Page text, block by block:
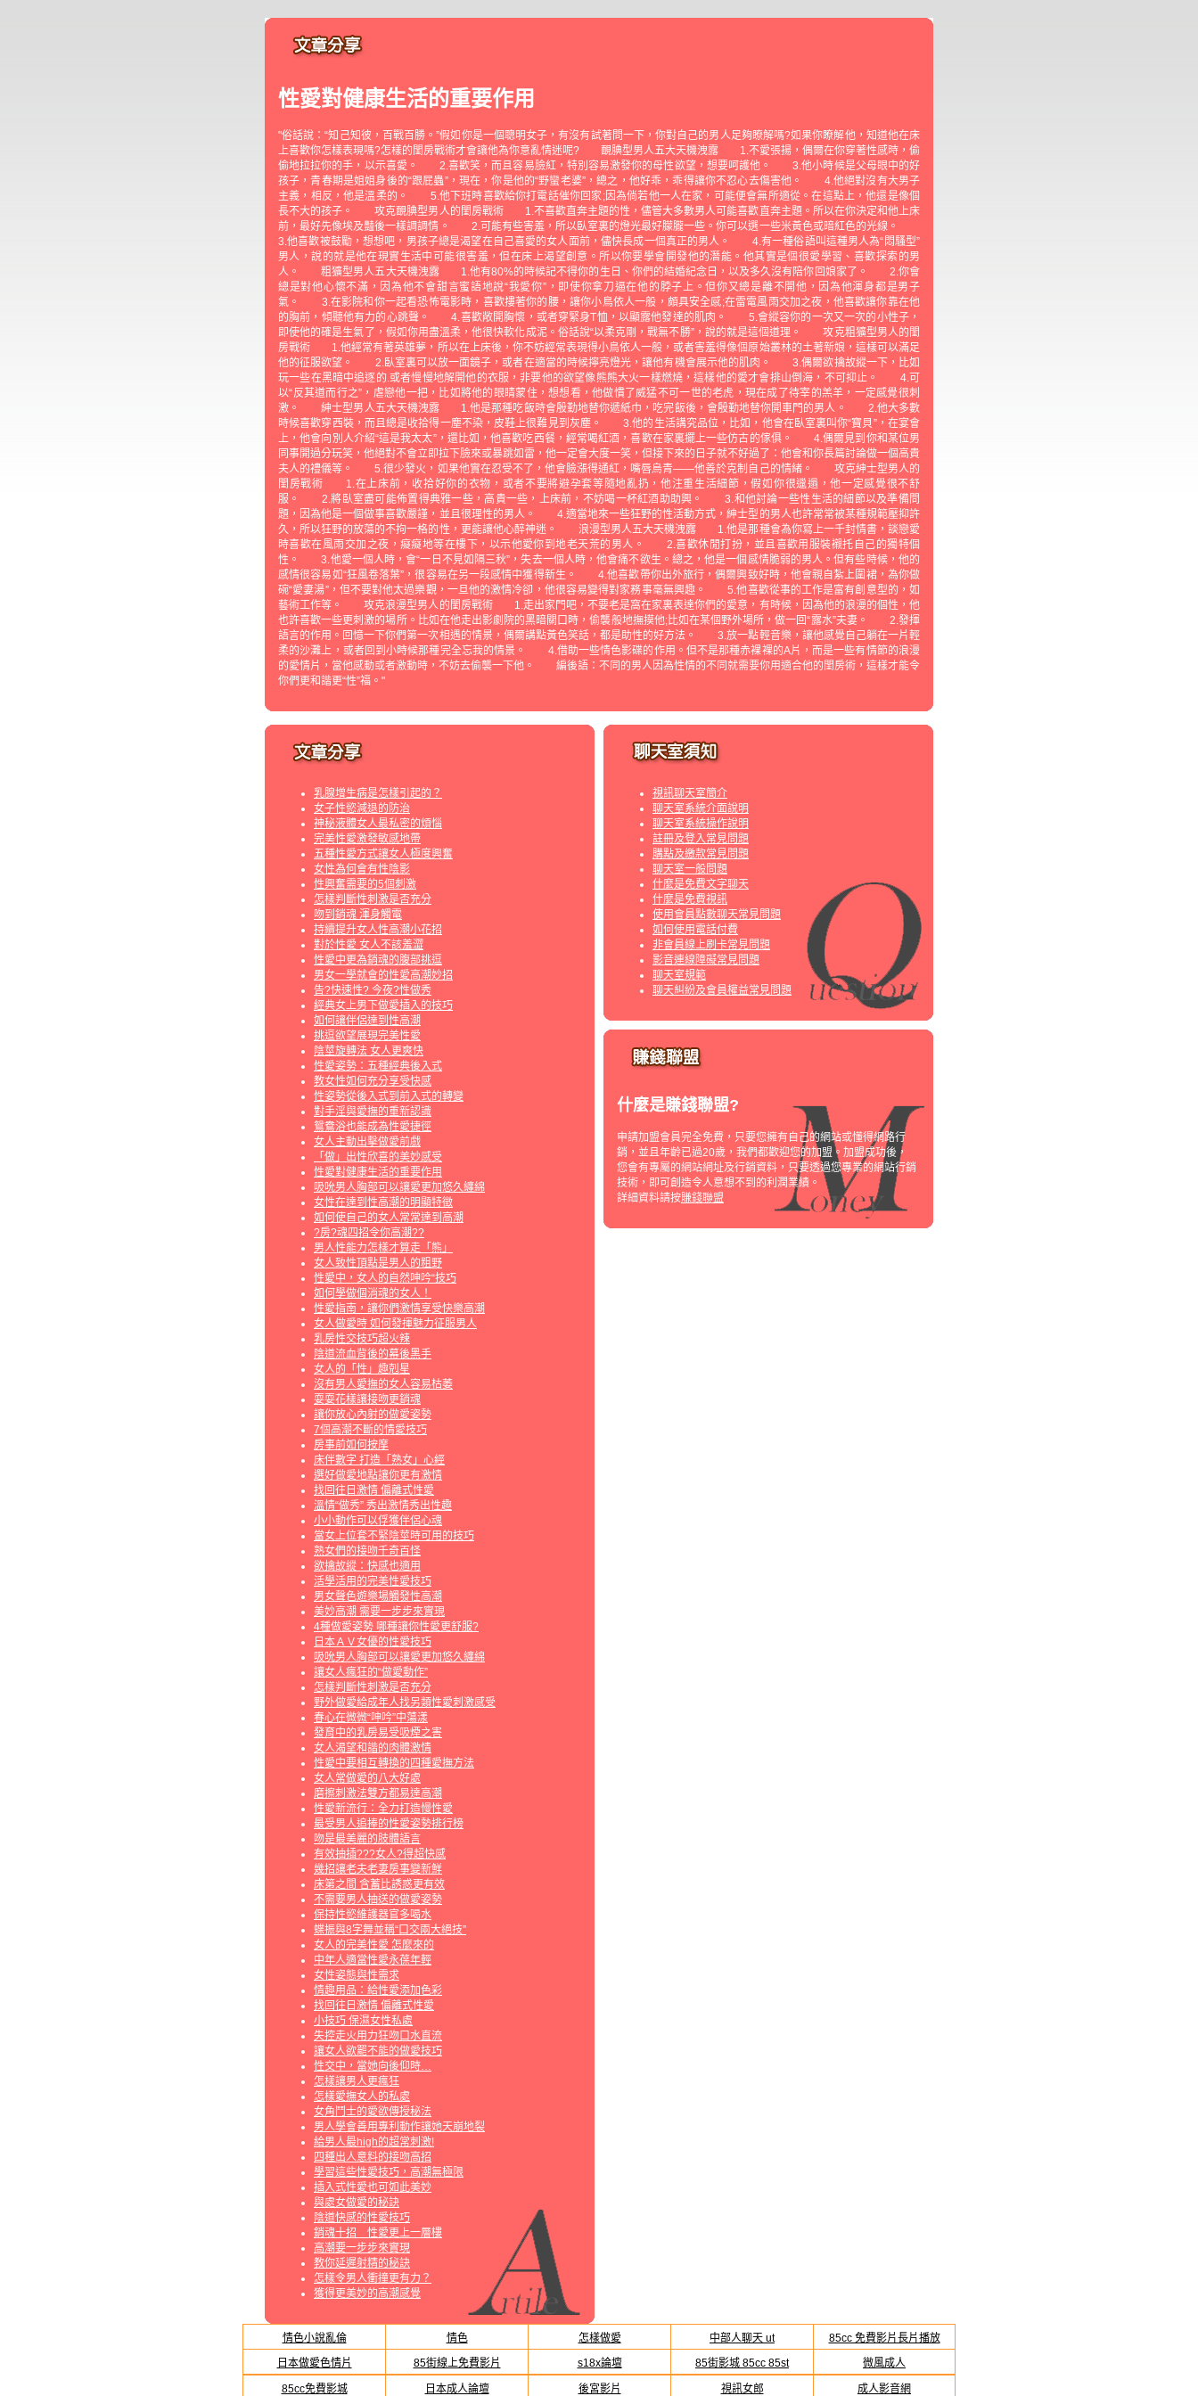
性愛對健康生活的重要作用
"俗話說：“知己知彼，百戰百勝。”假如你是一個聰明女子，有沒有試著問一下，你對自己的男人足夠瞭解嗎?如果你瞭解他，知道他在床
上喜歡你怎樣表現嗎?怎樣的閨房戰術才會讓他為你意亂情迷呢? 靦腆型男人五大天機洩露 1.不愛張揚，偶爾在你穿著性感時，偷
偷地拉拉你的手，以示喜愛。 2.喜歡笑，而且容易臉紅，特別容易激發你的母性欲望，想要呵護他。 3.他小時候是父母眼中的好
孩子，青春期是姐姐身後的“跟屁蟲”，現在，你是他的“野蠻老婆”，總之，他好乖，乖得讓你不忍心去傷害他。 4.他絕對沒有大男子
主義，相反，他是溫柔的。 5.他下班時喜歡給你打電話催你回家;因為倘若他一人在家，可能便會無所適從。在這點上，他還是像個
長不大的孩子。 攻克靦腆型男人的閨房戰術 1.不喜歡直奔主題的性，儘管大多數男人可能喜歡直奔主題。所以在你決定和他上床
前，最好先像埃及豔後一樣調調情。 2.可能有些害羞，所以臥室裏的燈光最好朦朧一些。你可以選一些米黃色或暗紅色的光線。
3.他喜歡被鼓勵，想想吧，男孩子總是渴望在自己喜愛的女人面前，儘快長成一個真正的男人。 4.有一種俗語叫這種男人為“悶騷型”
男人，說的就是他在現實生活中可能很害羞，但在床上渴望創意。所以你要學會開發他的潛能。他其實是個很愛學習、喜歡探索的男
人。 粗獷型男人五大天機洩露 1.他有80%的時候記不得你的生日、你們的結婚紀念日，以及多久沒有陪你回娘家了。 2.你會
總是對他心懷不滿，因為他不會甜言蜜語地說“我愛你”，即使你拿刀逼在他的脖子上。但你又總是離不開他，因為他渾身都是男子
氣。 3.在影院和你一起看恐怖電影時，喜歡摟著你的腰，讓你小鳥依人一般，頗具安全感;在雷電風雨交加之夜，他喜歡讓你靠在他
的胸前，傾聽他有力的心跳聲。 4.喜歡敞開胸懷，或者穿緊身T恤，以顯露他發達的肌肉。 5.會縱容你的一次又一次的小性子，
即使他的確是生氣了，假如你用盡溫柔，他很快軟化成泥。俗話說“以柔克剛，戰無不勝”，說的就是這個道理。 攻克粗獷型男人的閨
房戰術 1.他經常有著英雄夢，所以在上床後，你不妨經常表現得小鳥依人一般，或者害羞得像個原始叢林的土著新娘，這樣可以滿足
他的征服欲望。 2.臥室裏可以放一面鏡子，或者在適當的時候擰亮燈光，讓他有機會展示他的肌肉。 3.偶爾欲擒故縱一下，比如
玩一些在黑暗中追逐的.或者慢慢地解開他的衣服，非要他的欲望像熊熊大火一樣燃燒，這樣他的愛才會排山倒海，不可抑止。 4.可
以“反其道而行之”，虐戀他一把，比如將他的眼睛蒙住，想想看，他做慣了威猛不可一世的老虎，現在成了待宰的羔羊，一定感覺很刺
激。 紳士型男人五大天機洩露 1.他是那種吃飯時會殷勤地替你遞紙巾，吃完飯後，會殷勤地替你開車門的男人。 2.他大多數
時候喜歡穿西裝，而且總是收拾得一塵不染，皮鞋上很難見到灰塵。 3.他的生活講究品位，比如，他會在臥室裏叫你“寶貝”，在宴會
上，他會向別人介紹“這是我太太”，還比如，他喜歡吃西餐，經常喝紅酒，喜歡在家裏擺上一些仿古的傢俱。 4.偶爾見到你和某位男
同事開過分玩笑，他絕對不會立即拉下臉來或暴跳如雷，他一定會大度一笑，但接下來的日子就不好過了：他會和你長篇討論做一個高貴
夫人的禮儀等。 5.很少發火，如果他實在忍受不了，他會臉漲得通紅，嘴唇烏青——他善於克制自己的情緒。 攻克紳士型男人的
閨房戰術 1.在上床前，收拾好你的衣物，或者不要將避孕套等隨地亂扔，他注重生活細節，假如你很邋遢，他一定感覺很不舒
服。 2.將臥室盡可能佈置得典雅一些，高貴一些，上床前，不妨喝一杯紅酒助助興。 3.和他討論一些性生活的細節以及準備問
題，因為他是一個做事喜歡嚴謹，並且很理性的男人。 4.適當地來一些狂野的性活動方式，紳士型的男人也許常常被某種規範壓抑許
久，所以狂野的放蕩的不拘一格的性，更能讓他心醉神迷。 浪漫型男人五大天機洩露 1.他是那種會為你寫上一千封情書，談戀愛
時喜歡在風雨交加之夜，癡癡地等在樓下，以示他愛你到地老天荒的男人。 2.喜歡休閒打扮，並且喜歡用服裝襯托自己的獨特個
性。 3.他愛一個人時，會“一日不見如隔三秋”，失去一個人時，他會痛不欲生。總之，他是一個感情脆弱的男人。但有些時候，他的
感情很容易如“狂風卷落葉”，很容易在另一段感情中獲得新生。 4.他喜歡帶你出外旅行，偶爾興致好時，他會親自紮上圍裙，為你做
碗“愛妻湯”，但不要對他太過樂觀，一旦他的激情冷卻，他很容易變得對家務事毫無興趣。 5.他喜歡從事的工作是富有創意型的，如
藝術工作等。 攻克浪漫型男人的閨房戰術 1.走出家門吧，不要老是窩在家裏表達你們的愛意，有時候，因為他的浪漫的個性，他
也許喜歡一些更刺激的場所。比如在他走出影劇院的黑暗關口時，偷襲般地撫摸他;比如在某個野外場所，做一回“露水”夫妻。 2.發揮
語言的作用。回憶一下你們第一次相遇的情景，偶爾講點黃色笑話，都是助性的好方法。 3.放一點輕音樂，讓他感覺自己躺在一片輕
柔的沙灘上，或者回到小時候那種完全忘我的情景。 4.借助一些情色影碟的作用。但不是那種赤裸裸的A片，而是一些有情節的浪漫
的愛情片，當他感動或者激動時，不妨去偷襲一下他。 編後語：不同的男人因為性情的不同就需要你用適合他的閨房術，這樣才能令
你們更和諧更“性”福。"
乳腺增生病是怎樣引起的？
女子性慾減退的防治
神秘液體女人最私密的煩惱
完美性愛激發敏感地帶
五種性愛方式讓女人極度興奮
女性為何會有性陰影
性興奮需要的5個刺激
怎樣判斷性刺激是否充分
吻到銷魂 渾身觸電
持續提升女人性高潮小花招
對於性愛 女人不該羞澀
性愛中更為銷魂的腹部挑逗
男女一學就會的性愛高潮妙招
告?快速性? 今夜?性做秀
經典女上男下做愛插入的技巧
如何讓伴侶達到性高潮
挑逗欲望展現完美性愛
陰莖旋轉法 女人更爽快
性愛姿勢：五種經典後入式
教女性如何充分享受快感
性姿勢從後入式到前入式的轉變
對手淫與愛撫的重新認識
鴛鴦浴也能成為性愛捷徑
女人主動出擊做愛前戲
「做」出性欣喜的美妙感受
性愛對健康生活的重要作用
吸吮男人胸部可以讓愛更加悠久纏綿
女性在達到性高潮的明顯特徵
如何使自己的女人常常達到高潮
?房?魂四招令你高潮??
男人性能力怎樣才算走「熊」
女人致性頂點是男人的粗野
性愛中，女人的自然呻吟“技巧
如何學做個消魂的女人！
性愛指南，讓你們激情享受快樂高潮
女人做愛時 如何發揮魅力征服男人
乳房性交技巧超火辣
陰道流血背後的幕後黑手
女人的「性」趣剋星
沒有男人愛撫的女人容易枯萎
耍耍花樣讓接吻更銷魂
讓你放心內射的做愛姿勢
7個高潮不斷的情愛技巧
房事前如何按摩
床伴數字 打造「熟女」心經
選好做愛地點讓你更有激情
找回往日激情 偏離式性愛
溫情“做秀” 秀出激情秀出性趣
小小動作可以俘獲伴侶心魂
當女上位套不緊陰莖時可用的技巧
熟女們的接吻千奇百怪
欲擒故縱：快感也適用
活學活用的完美性愛技巧
男女聲色遊樂場觸發性高潮
美妙高潮 需要一步步來實現
4種做愛姿勢 哪種讓你性愛更舒服?
日本ＡＶ女優的性愛技巧
吸吮男人胸部可以讓愛更加悠久纏綿
讓女人瘋狂的“做愛動作”
怎樣判斷性刺激是否充分
野外做愛給成年人找另類性愛刺激感受
春心在微微“呻吟”中蕩漾
發育中的乳房易受吸煙之害
女人渴望和諧的肉體激情
性愛中要相互轉換的四種愛撫方法
女人常做愛的八大好處
磨擦刺激法雙方都易達高潮
性愛新流行：全力打造慢性愛
最受男人追捧的性愛姿勢排行榜
吻是最美麗的肢體語言
有效抽插???女人?得超快感
幾招讓老夫老妻房事變新鮮
床第之間 含蓄比誘惑更有效
不需要男人抽送的做愛姿勢
保持性慾維護器官多喝水
蝶振與8字舞並稱“口交兩大絕技”
女人的完美性愛 怎麼來的
中年人適當性愛永葆年輕
女性姿態與性需求
情趣用品：給性愛添加色彩
找回往日激情 偏離式性愛
小技巧 保濕女性私處
失控走火用力狂吻口水直流
讓女人欲罷不能的做愛技巧
性交中，當她向後仰時…
怎樣讓男人更瘋狂
怎樣愛撫女人的私處
女角鬥士的愛欲傳授秘法
男人學會善用專利動作讓她天崩地裂
給男人最high的超常刺激!
四種出人意料的接吻高招
學習這些性愛技巧，高潮無極限
插入式性愛也可如此美妙
與處女做愛的秘訣
陰道快感的性愛技巧
銷魂十招 性愛更上一層樓
高潮要一步步來實現
教你延遲射精的秘訣
怎樣令男人衝撞更有力？
獲得更美妙的高潮感覺
視訊聊天室簡介
聊天室系統介面說明
聊天室系統操作說明
註冊及登入常見問題
購點及繳款常見問題
聊天室一般問題
什麼是免費文字聊天
什麼是免費視訊
使用會員點數聊天常見問題
如何使用電話付費
非會員線上刷卡常見問題
影音連線障礙常見問題
聊天室規範
聊天糾紛及會員權益常見問題
什麼是賺錢聯盟?
申請加盟會員完全免費，只要您擁有自己的網站或懂得網路行
銷，並且年齡已過20歲，我們都歡迎您的加盟。加盟成功後，
您會有專屬的網站網址及行銷資料，只要透過您專業的網站行銷
技術，即可創造令人意想不到的利潤業績。
詳細資料請按賺錢聯盟
情色小說亂倫 情色 怎樣做愛 中部人聊天 ut
85cc 免費影片長片播放
日本做愛色情片
85街線上免費影片 s18x論壇 85街影城 85cc 85st 微風成人
85cc免費影城 日本成人論壇 後宮影片 視訊女郎 成人影音網